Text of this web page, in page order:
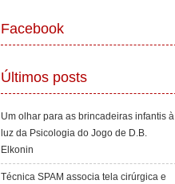
Facebook
Últimos posts
Um olhar para as brincadeiras infantis à
luz da Psicologia do Jogo de D.B.
Elkonin
Técnica SPAM associa tela cirúrgica e